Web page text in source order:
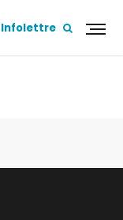
Infolettre